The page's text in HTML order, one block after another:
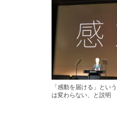
「感動を届ける」とい
は変わらない、と説明